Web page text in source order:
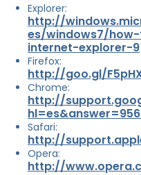
Explorer:
http://
es/windows7/
internet-explorer-9
Firefox:
http://goo.gl/
Chrome:
http://
Safari:
http://
Opera:
http://